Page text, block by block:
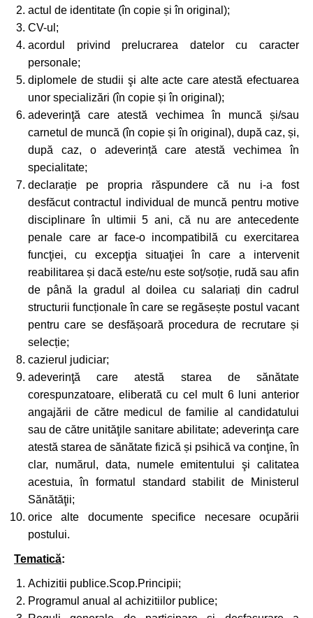
actul de identitate (în copie și în original);
CV-ul;
acordul privind prelucrarea datelor cu caracter
personale;
diplomele de studii şi alte acte care atestă efectuarea
unor specializări (în copie și în original);
adeverinţă care atestă vechimea în muncă și/sau
carnetul de muncă (în copie și în original), după caz, și,
după caz, o adeverință care atestă vechimea în
specialitate;
declarație pe propria răspundere că nu i-a fost
desfăcut contractul individual de muncă pentru motive
disciplinare în ultimii 5 ani, că nu are antecedente
penale care ar face-o incompatibilă cu exercitarea
funcţiei, cu excepţia situaţiei în care a intervenit
reabilitarea și dacă este/nu este soț/soție, rudă sau afin
de până la gradul al doilea cu salariați din cadrul
structurii funcționale în care se regăsește postul vacant
pentru care se desfășoară procedura de recrutare și
selecție;
cazierul judiciar;
adeverinţă care atestă starea de sănătate
corespunzatoare, eliberată cu cel mult 6 luni anterior
angajării de către medicul de familie al candidatului
sau de către unităţile sanitare abilitate; adeverinţa care
atestă starea de sănătate fizică și psihică va conţine, în
clar, numărul, data, numele emitentului şi calitatea
acestuia, în formatul standard stabilit de Ministerul
Sănătăţii;
orice alte documente specifice necesare ocupării
postului.
Tematică:
Achizitii publice.Scop.Principii;
Programul anual al achizitiilor publice;